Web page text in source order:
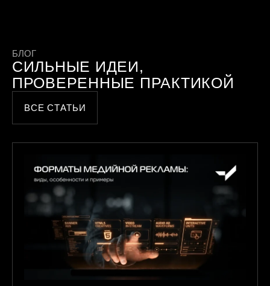
БЛОГ
СИЛЬНЫЕ ИДЕИ,
ПРОВЕРЕННЫЕ ПРАКТИКОЙ
ВСЕ СТАТЬИ